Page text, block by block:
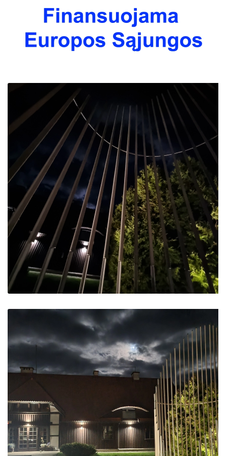
ES Projektas GENIUS LOCI. Tarptautinis muziejų projektas
Projektai
ES PROJEKTAS GENIUS LOCI. Rengiamas Vydūno
suolelis
ES PROJEKTAS GENIUS LOCI. Vydūno šviesos
šviesos takas
ES PROJEKTAS GENIUS LOCI. Įrengtas kiemo
apšvietimas
ES projektas GENIUS LOCI. Audio gidas muziejuje
ES PROJEKTAS GENIUS LOCI. Įsigyti rūbų komplektai
ES projektas GENIUS LOCI. Atnaujinta interneto
svetainė
ES PROJEKTAS GENIUS LOCI. Rengiamas kiemo
apšvietimas
edukacinės erdvės.
ES projektas GENIUS LOCI. Vydūno suolelio projektas
ES projektas GENIUS LOCI. Projekto idėja
ES projektas GENIUS LOCI. Partnerių susitikimas
ES Projektas GENIUS LOCI. Tarptautinis muziejų
projektas